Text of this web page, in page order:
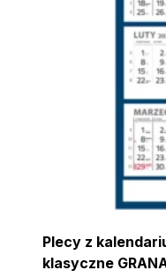
Plecy z
klasyczne